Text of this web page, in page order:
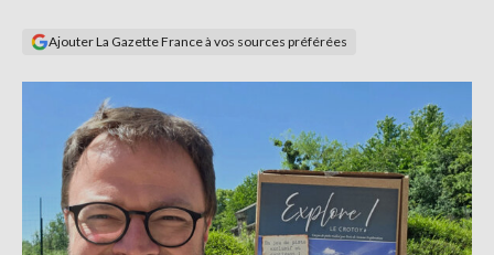
Ajouter La Gazette France à vos sources préférées